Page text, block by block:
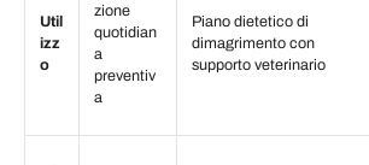
Util
izz
o
zione
quotidian
a
preventiv
a
Piano dietetico di
dimagrimento con
supporto veterinario